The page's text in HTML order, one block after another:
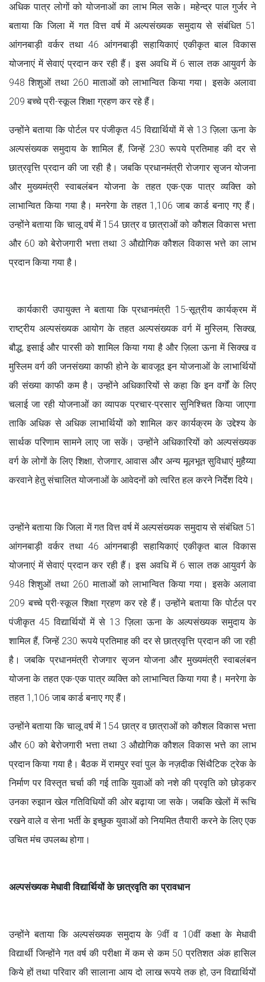
अधिक पात्र लोगों को योजनाओं का लाभ मिल सके। महेन्द्र पाल गुर्जर ने
बताया कि जिला में गत वित्त वर्ष में अल्पसंख्यक समुदाय से संबंधित 51
आंगनबाड़ी वर्कर तथा 46 आंगनबाड़ी सहायिकाएं एकीकृत बाल विकास
योजनाएं में सेवाएं प्रदान कर रही हैं। इस अवधि में 6 साल तक आयुवर्ग के
948 शिशुओं तथा 260 माताओं को लाभान्वित किया गया। इसके अलावा
209 बच्चे प्री-स्कूल शिक्षा ग्रहण कर रहे हैं।
उन्होंने बताया कि पोर्टल पर पंजीकृत 45 विद्यार्थियों में से 13 ज़िला ऊना के
अल्पसंख्यक समुदाय के शामिल हैं, जिन्हें 230 रूपये प्रतिमाह की दर से
छात्रवृत्ति प्रदान की जा रही है। जबकि प्रधानमंत्री रोजगार सृजन योजना
और मुख्यमंत्री स्वाबलंबन योजना के तहत एक-एक पात्र व्यक्ति को
लाभान्वित किया गया है। मनरेगा के तहत 1,106 जाब कार्ड बनाए गए हैं।
उन्होंने बताया कि चालू वर्ष में 154 छात्र व छात्राओं को कौशल विकास भत्ता
और 60 को बेरोजगारी भत्ता तथा 3 औद्योगिक कौशल विकास भत्ते का लाभ
प्रदान किया गया है।
कार्यकारी उपायुक्त ने बताया कि प्रधानमंत्री 15-सूत्रीय कार्यक्रम में
राष्ट्रीय अल्पसंख्यक आयोग के तहत अल्पसंख्यक वर्ग में मुस्लिम, सिक्ख,
बौद्ध, इसाई और पारसी को शामिल किया गया है और ज़िला ऊना में सिक्ख व
मुस्लिम वर्ग की जनसंख्या काफी होने के बावजूद इन योजनाओं के लाभार्थियों
की संख्या काफी कम है। उन्होंने अधिकारियों से कहा कि इन वर्गों के लिए
चलाई जा रही योजनाओं का व्यापक प्रचार-प्रसार सुनिश्चित किया जाएगा
ताकि अधिक से अधिक लाभार्थियों को शामिल कर कार्यक्रम के उद्देश्य के
सार्थक परिणाम सामने लाए जा सकें। उन्होंने अधिकारियों को अल्पसंख्यक
वर्ग के लोगों के लिए शिक्षा, रोजगार, आवास और अन्य मूलभूत सुविधाएं मुहैय्या
करवाने हेतु संचालित योजनाओं के आवेदनों को त्वरित हल करने निर्देश दिये।
उन्होंने बताया कि जिला में गत वित्त वर्ष में अल्पसंख्यक समुदाय से संबंधित 51
आंगनबाड़ी वर्कर तथा 46 आंगनबाड़ी सहायिकाएं एकीकृत बाल विकास
योजनाएं में सेवाएं प्रदान कर रही हैं। इस अवधि में 6 साल तक आयुवर्ग के
948 शिशुओं तथा 260 माताओं को लाभान्वित किया गया। इसके अलावा
209 बच्चे प्री-स्कूल शिक्षा ग्रहण कर रहे हैं। उन्होंने बताया कि पोर्टल पर
पंजीकृत 45 विद्यार्थियों में से 13 ज़िला ऊना के अल्पसंख्यक समुदाय के
शामिल हैं, जिन्हें 230 रूपये प्रतिमाह की दर से छात्रवृत्ति प्रदान की जा रही
है। जबकि प्रधानमंत्री रोजगार सृजन योजना और मुख्यमंत्री स्वाबलंबन
योजना के तहत एक-एक पात्र व्यक्ति को लाभान्वित किया गया है। मनरेगा के
तहत 1,106 जाब कार्ड बनाए गए हैं।
उन्होंने बताया कि चालू वर्ष में 154 छात्र व छात्राओं को कौशल विकास भत्ता
और 60 को बेरोजगारी भत्ता तथा 3 औद्योगिक कौशल विकास भत्ते का लाभ
प्रदान किया गया है। बैठक में रामपुर स्वां पुल के नज़दीक सिंथैटिक ट्रेक के
निर्माण पर विस्तृत चर्चा की गई ताकि युवाओं को नशे की प्रवृति को छोड़कर
उनका रुझान खेल गतिविधियों की ओर बढ़ाया जा सके। जबकि खेलों में रूचि
रखने वाले व सेना भर्ती के इच्छुक युवाओं को नियमित तैयारी करने के लिए एक
उचित मंच उपलब्ध होगा।
अल्पसंख्यक मेधावी विद्यार्थियों के छात्रवृति का प्रावधान
उन्होंने बताया कि अल्पसंख्यक समुदाय के 9वीं व 10वीं कक्षा के मेधावी
विद्यार्थी जिन्होंने गत वर्ष की परीक्षा में कम से कम 50 प्रतिशत अंक हासिल
किये हों तथा परिवार की सालाना आय दो लाख रूपये तक हो, उन विद्यार्थियों